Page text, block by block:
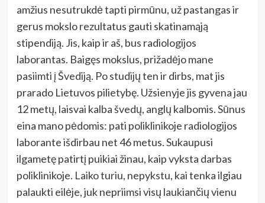
amžius nesutrukdė tapti pirmūnu, už pastangas ir
gerus mokslo rezultatus gauti skatinamąją
stipendiją. Jis, kaip ir aš, bus radiologijos
laborantas. Baigęs mokslus, prižadėjo mane
pasiimti į Švediją. Po studijų ten ir dirbs, mat jis
prarado Lietuvos pilietybę. Užsienyje jis gyvena jau
12 metų, laisvai kalba švedų, anglų kalbomis. Sūnus
eina mano pėdomis: pati poliklinikoje radiologijos
laborante išdirbau net 46 metus. Sukaupusi
ilgametę patirtį puikiai žinau, kaip vyksta darbas
poliklinikoje. Laiko turiu, nepykstu, kai tenka ilgiau
palaukti eilėje, juk nepriimsi visų laukiančių vienu